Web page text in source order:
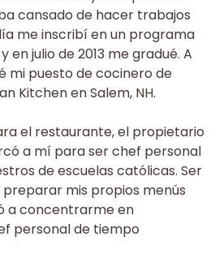
cansado de hacer trabajos
me inscribí en un programa
en julio de 2013 me gradué. A
mi puesto de cocinero de
Kitchen en Salem, NH.
el restaurante, el propietario
a mí para ser chef personal
de escuelas católicas. Ser
mis propios menús
a concentrarme en
personal de tiempo